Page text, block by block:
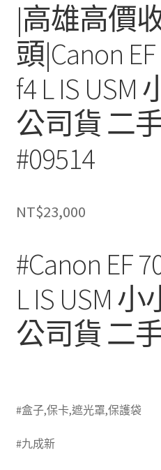
|高雄高價
頭|Canon
f4 L IS USM
公司貨 二
#09514
NT$23,000
#Canon EF
L IS USM
公司貨 二
#盒子,保卡,遮光罩,保護袋
#九成新(高雄現金收購二手鏡